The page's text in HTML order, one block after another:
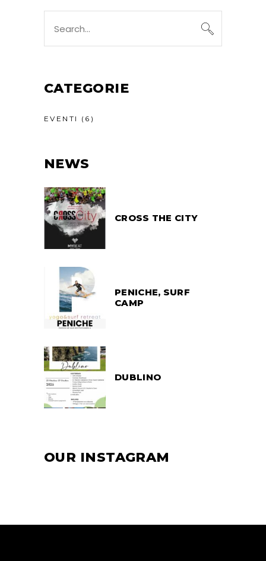
for:
CATEGORIE
EVENTI (6)
NEWS
CROSS THE CITY
PENICHE, SURF
CAMP
DUBLINO
OUR INSTAGRAM